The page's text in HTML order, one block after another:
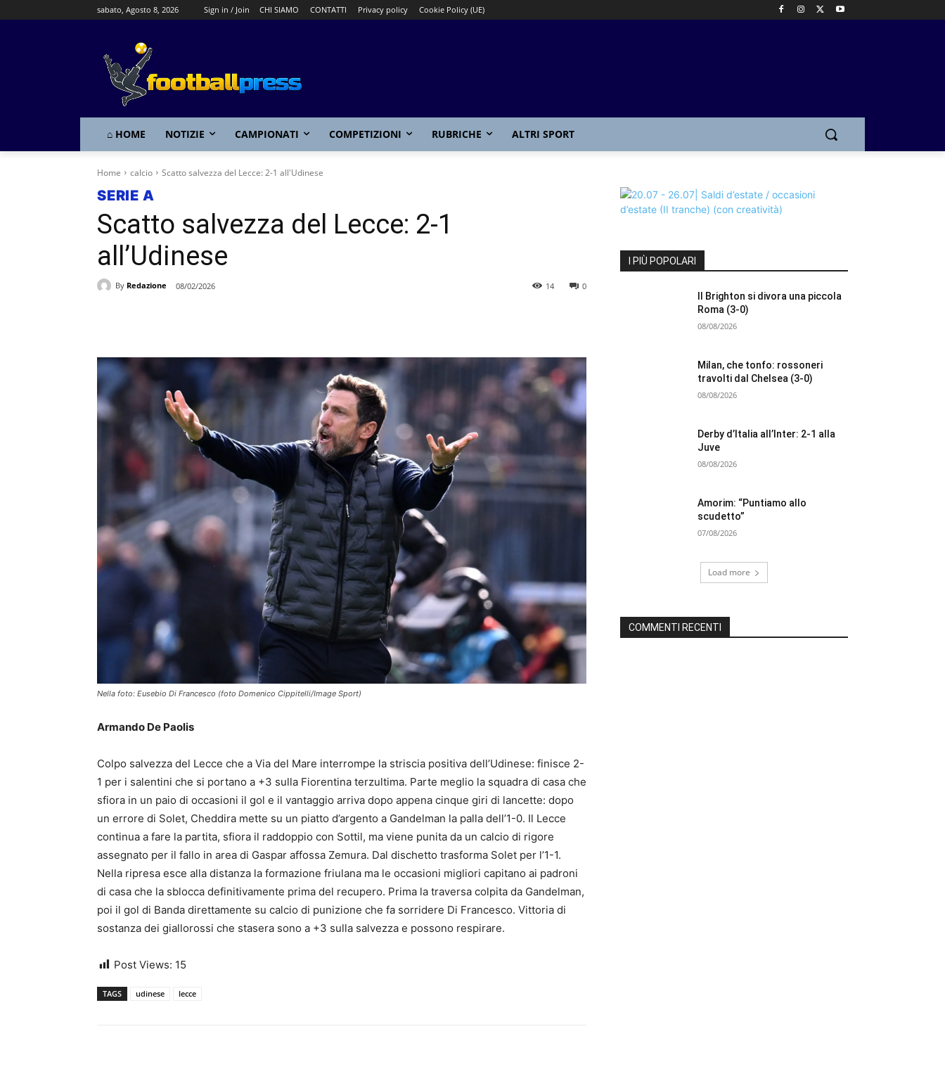
sabato, Agosto 8, 2026 Sign in / Join CHI SIAMO CONTATTI Privacy policy Cookie Policy (UE)
⌂ HOME NOTIZIE CAMPIONATI COMPETIZIONI RUBRICHE ALTRI SPORT
Home calcio Scatto salvezza del Lecce: 2-1 all'Udinese
SERIE A
Scatto salvezza del Lecce: 2-1
all’Udinese
By Redazione 08/02/2026 0
14
Nella foto: Eusebio Di Francesco (foto Domenico Cippitelli/Image Sport)
Armando De Paolis
Colpo salvezza del Lecce che a Via del Mare interrompe la striscia positiva dell’Udinese: finisce 2-
1 per i salentini che si portano a +3 sulla Fiorentina terzultima. Parte meglio la squadra di casa che
sfiora in un paio di occasioni il gol e il vantaggio arriva dopo appena cinque giri di lancette: dopo
un errore di Solet, Cheddira mette su un piatto d’argento a Gandelman la palla dell’1-0. Il Lecce
continua a fare la partita, sfiora il raddoppio con Sottil, ma viene punita da un calcio di rigore
assegnato per il fallo in area di Gaspar affossa Zemura. Dal dischetto trasforma Solet per l’1-1.
Nella ripresa esce alla distanza la formazione friulana ma le occasioni migliori capitano ai padroni
di casa che la sblocca definitivamente prima del recupero. Prima la traversa colpita da Gandelman,
poi il gol di Banda direttamente su calcio di punizione che fa sorridere Di Francesco. Vittoria di
sostanza dei giallorossi che stasera sono a +3 sulla salvezza e possono respirare.
Post Views: 15
TAGS udinese lecce
I PIÙ POPOLARI
Il Brighton si divora una piccola
Roma (3-0)
08/08/2026
Milan, che tonfo: rossoneri
travolti dal Chelsea (3-0)
08/08/2026
Derby d’Italia all’Inter: 2-1 alla
Juve
08/08/2026
Amorim: “Puntiamo allo
scudetto”
07/08/2026
Load more
COMMENTI RECENTI